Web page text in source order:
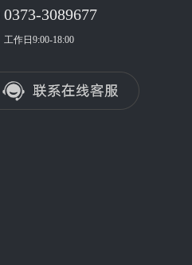
0373-3089677
工作日9:00-18:00